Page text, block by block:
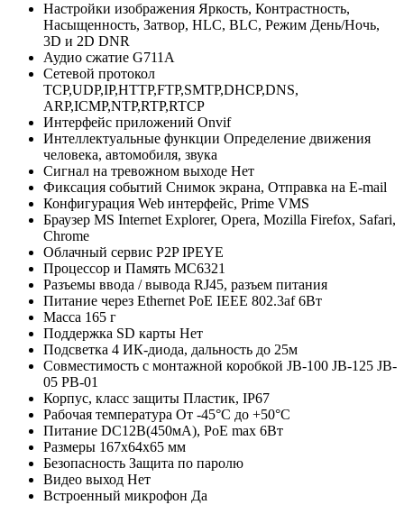
Настройки изображения Яркость, Контрастность,
Насыщенность, Затвор, HLC, BLC, Режим День/Ночь,
3D и 2D DNR
Аудио сжатие G711A
Сетевой протокол
TCP,UDP,IP,HTTP,FTP,SMTP,DHCP,DNS,
ARP,ICMP,NTP,RTP,RTCP
Интерфейс приложений Onvif
Интеллектуальные функции Определение движения
человека, автомобиля, звука
Сигнал на тревожном выходе Нет
Фиксация событий Снимок экрана, Отправка на E-mail
Конфигурация Web интерфейс, Prime VMS
Браузер MS Internet Explorer, Opera, Mozilla Firefox, Safari,
Chrome
Облачный сервис P2P IPEYE
Процессор и Память MC6321
Разъемы ввода / вывода RJ45, разъем питания
Питание через Ethernet PoE IEEE 802.3af 6Вт
Масса 165 г
Поддержка SD карты Нет
Подсветка 4 ИК-диода, дальность до 25м
Совместимость с монтажной коробкой JB-100 JB-125 JB-
05 PB-01
Корпус, класс защиты Пластик, IP67
Рабочая температура От -45°С до +50°С
Питание DC12В(450мА), PoE max 6Вт
Размеры 167х64х65 мм
Безопасность Защита по паролю
Видео выход Нет
Встроенный микрофон Да